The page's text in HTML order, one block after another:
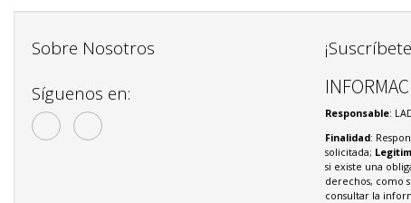
Sobre Nosotros
Síguenos en:
Responsable:
Finalidad:
solicitada;
si existe una
derechos, como
consultar la